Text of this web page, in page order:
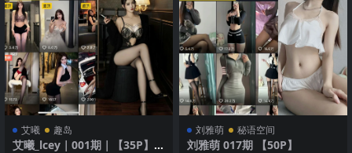
艾曦 趣岛
艾曦_lcey｜001期｜【35P】｜
刘雅萌 秘语空间
刘雅萌 017期 【50P】